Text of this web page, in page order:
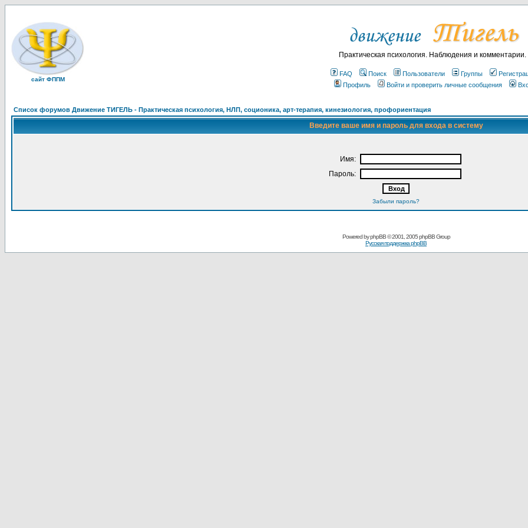
сайт ФППМ
Практическая психология. Наблюдения и комментарии.
FAQ Поиск Пользователи Группы
Профиль
Войти и проверить личные сообщения
Список форумов Движение ТИГЕЛЬ - Практическая психология, НЛП, соционика, арт-терапия, кинезиология, профориентация
Введите ваше имя и пароль для входа в систему
Имя:
Пароль:
Забыли пароль?
Powered byphpBB© 2001, 2005 phpBB Group
Русская поддержка phpBB